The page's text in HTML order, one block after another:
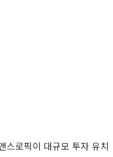
스로픽이 대규모 투자 유치